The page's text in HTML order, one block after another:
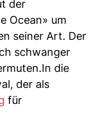
der
Ocean» um
seiner Art. Der
schwanger
die
der als
für